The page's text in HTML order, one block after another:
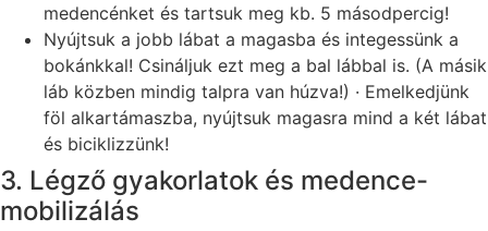
medencénket és tartsuk meg kb. 5 másodpercig!
Nyújtsuk a jobb lábat a magasba és integessünk a
bokánkkal! Csináljuk ezt meg a bal lábbal is. (A másik
láb közben mindig talpra van húzva!) · Emelkedjünk
föl alkartámaszba, nyújtsuk magasra mind a két lábat
és biciklizzünk!
3. Légző gyakorlatok és medence-
mobilizálás